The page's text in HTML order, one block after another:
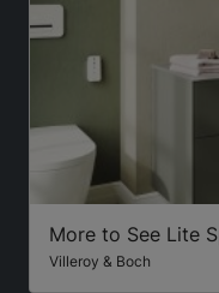
More to See Lite
Villeroy & Boch